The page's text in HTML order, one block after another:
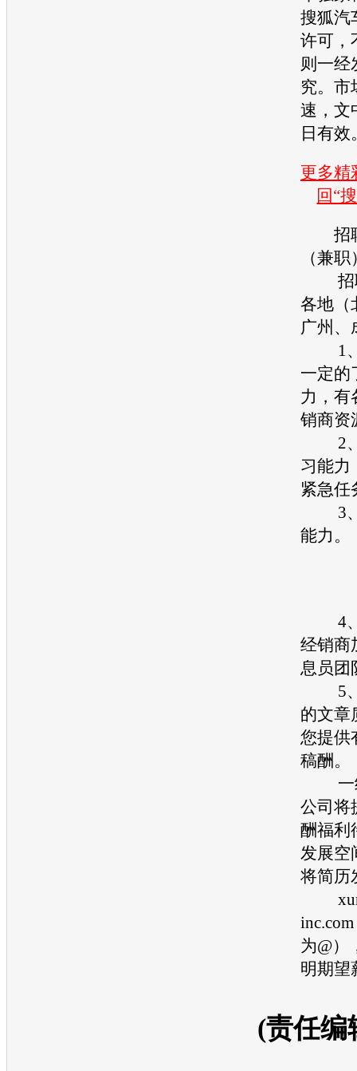
搜狐汽
许可，
则一经
究。市
速，文
日有效
更多
回“
招聘
（兼职
招聘
各地（
广州、
1、
一定的
力，有
销商资
2、
习能力
紧急任
3、
能力。
4、
经销商
息员团
5、
的文章
您提供
稿酬。
一经
公司将
酬福利
发展空
将简历
为@）
明期望
(责任编